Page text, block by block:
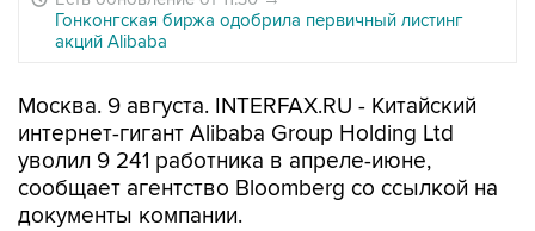
Гонконгская биржа одобрила первичный листинг
акций Alibaba
Москва. 9 августа. INTERFAX.RU - Китайский
интернет-гигант Alibaba Group Holding Ltd
уволил 9 241 работника в апреле-июне,
сообщает агентство Bloomberg со ссылкой на
документы компании.